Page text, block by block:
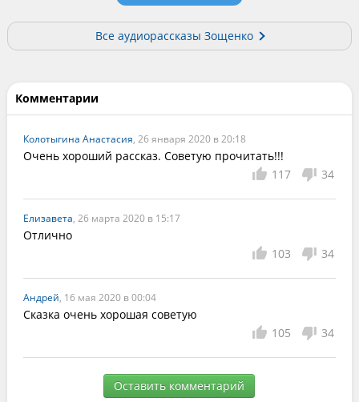
Все аудиорассказы Зощенко
Комментарии
Колотыгина Анастасия, 26 января 2020 в 20:18
Очень хороший рассказ. Советую прочитать!!!
117
34
Елизавета, 26 марта 2020 в 15:17
Отлично
103
34
Андрей, 16 мая 2020 в 00:04
Сказка очень хорошая советую
105
34
Оставить комментарий